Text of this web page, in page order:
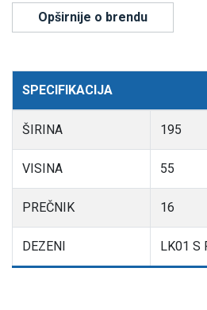
Opširnije o brendu
SPECIFIKACIJA
ŠIRINA 195
VISINA 55
PREČNIK 16
DEZENI LK01 S